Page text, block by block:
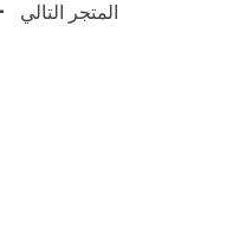
المتجر التالي